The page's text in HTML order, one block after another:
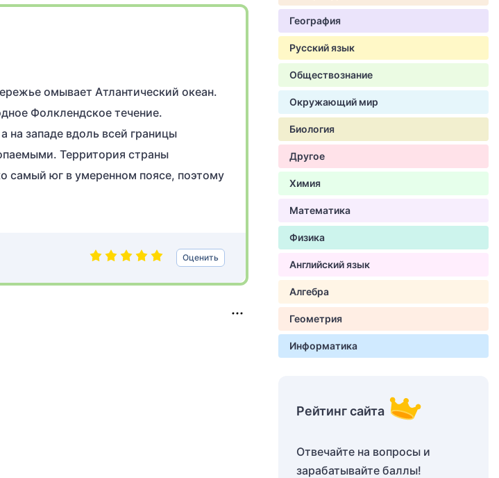
омывает Атлантический океан.
Фолклендское течение.
на западе вдоль всей границы
Территория страны
самый юг в умеренном поясе, поэтому
Оценить
География
Русский язык
Обществознание
Окружающий мир
Биология
Другое
Химия
Математика
Физика
Английский язык
Алгебра
Геометрия
Информатика
Рейтинг сайта
Отвечайте на вопросы и
зарабатывайте баллы!